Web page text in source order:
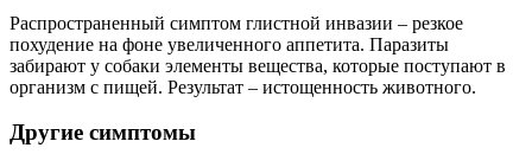
Распространенный симптом глистной инвазии – резкое
похудение на фоне увеличенного аппетита. Паразиты
забирают у собаки элементы вещества, которые поступают в
организм с пищей. Результат – истощенность животного.
Другие симптомы